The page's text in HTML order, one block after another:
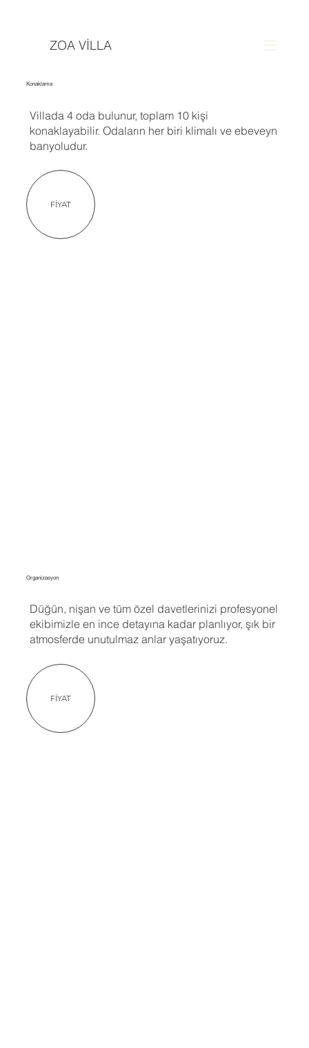
ZOA VİLLA
Konaklama
Villada 4 oda bulunur, toplam 10 kişi
konaklayabilir. Odaların her biri klimalı ve ebeveyn
banyoludur.
FİYAT
Organizasyon
Düğün, nişan ve tüm özel davetlerinizi profesyonel
ekibimizle en ince detayına kadar planlıyor, şık bir
atmosferde unutulmaz anlar yaşatıyoruz.
FİYAT